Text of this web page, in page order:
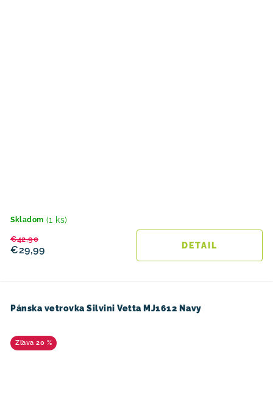
Skladom (1 ks)
€29,99
€42,90
DETAIL
Pánska vetrovka Silvini Vetta MJ1612 Navy
20 %